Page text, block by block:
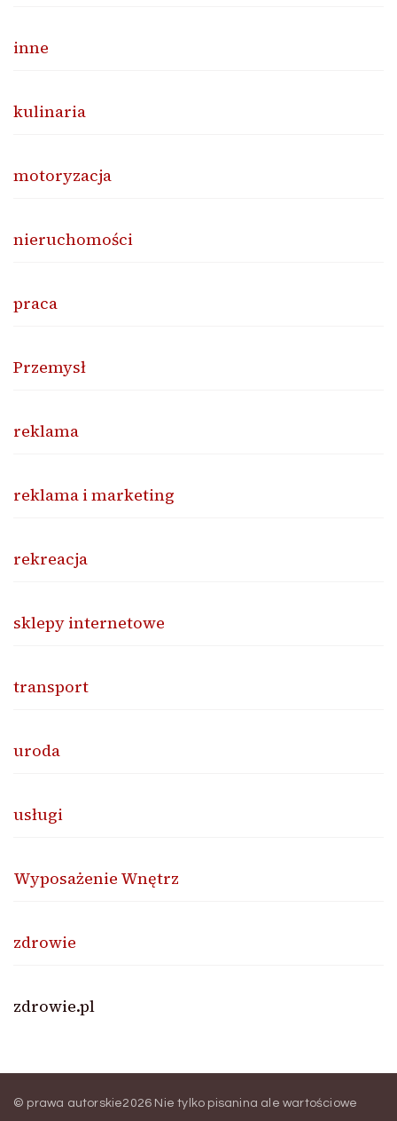
inne
kulinaria
motoryzacja
nieruchomości
praca
Przemysł
reklama
reklama i marketing
rekreacja
sklepy internetowe
transport
uroda
usługi
Wyposażenie Wnętrz
zdrowie
zdrowie.pl
© prawa autorskie2026 Nie tylko pisanina ale wartościowe